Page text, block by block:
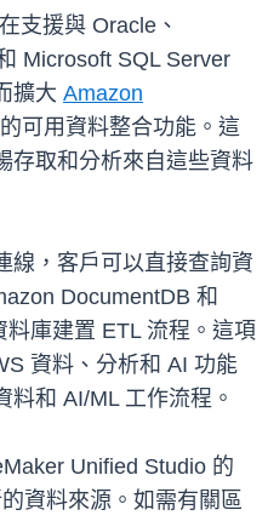
支援與 Oracle、
Microsoft SQL Server
擴大 Amazon
可用資料整合功能。這
存取和分析來自這些資料
線，客戶可以直接查詢資
DocumentDB 和
庫建置 ETL 流程。這項
資料、分析和 AI 功能
料和 AI/ML 工作流程。
Unified Studio 的
資料來源。如需有關區